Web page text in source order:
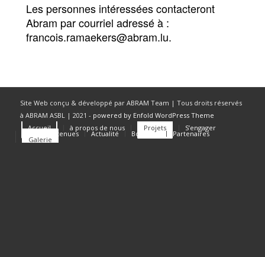
Les personnes intéressées contacteront
Abram par courriel adressé à :
francois.ramaekers@abram.lu.
Site Web conçu & développé par ABRAM Team | Tous droits réservés
à ABRAM ASBL | 2021 - powered by Enfold WordPress Theme
Accueil
à propos de nous Projets S’engager
Causes soutenues Actualité Boutique Partenaires
Galerie